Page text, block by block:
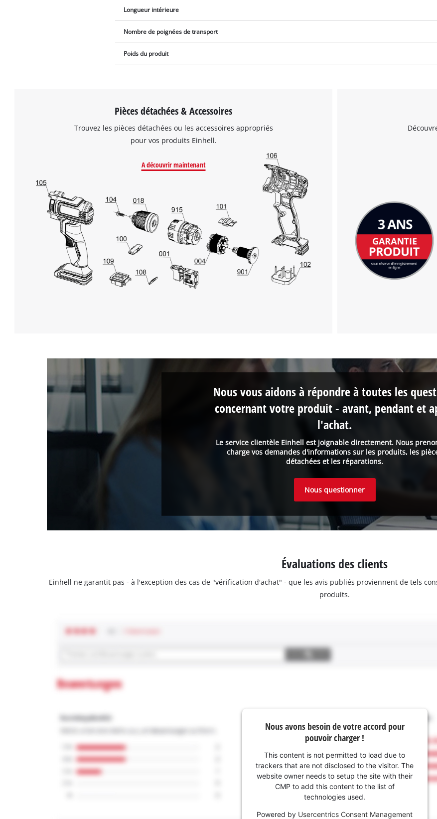
Nous avons besoin de votre accord pour
Longueur intérieure
Nombre de poignées de transport
Poids du produit
Pièces détachées & Accessoires
Trouvez les pièces détachées ou les accessoires appropriés
pour vos produits Einhell.
A découvrir maintenant
Le service clientèle Einhell est joignable directement. Nous
charge vos demandes d'informations sur les produits, les
détachées et les réparations.
Nous vous aidons à répondre à toutes les
concernant votre produit - avant, pendant et
l'achat.
Nous questionner
Évaluations des clients
Einhell ne garantit pas - à l'exception des cas de "vérification d'achat" - que les avis publiés proviennent de tels
produits.
Nous avons besoin de votre accord pour
pouvoir charger !
This content is not permitted to load due to
trackers that are not disclosed to the visitor. The
website owner needs to setup the site with their
CMP to add this content to the list of
technologies used.
Powered by Usercentrics Consent Management